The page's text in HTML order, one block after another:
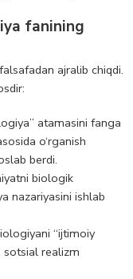
fanining
ajralib chiqdi.
atamasini fanga
o‘rganish
berdi.
biologik
nazariyasini ishlab
“ijtimoiy
sotsial realizm